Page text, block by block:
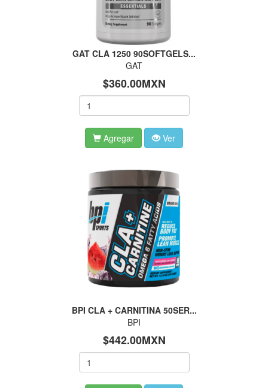
GAT CLA 1250 90SOFTGELS...
GAT
$360.00MXN
Agregar Ver
BPI CLA + CARNITINA 50SER...
BPI
$442.00MXN